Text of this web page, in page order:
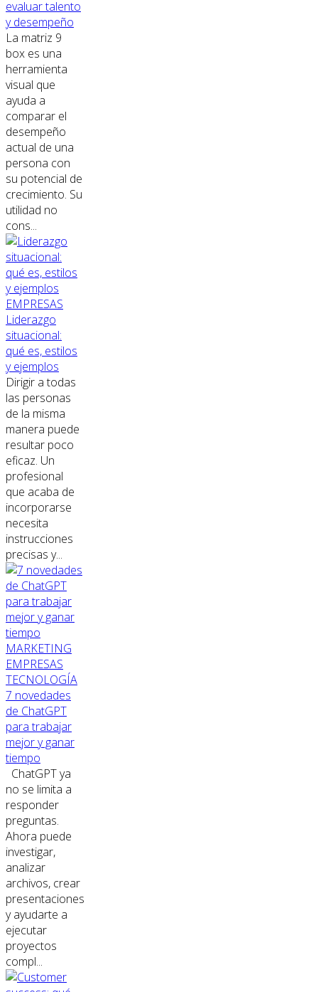
evaluar talento
y desempeño
La matriz 9
box es una
herramienta
visual que
ayuda a
comparar el
desempeño
actual de una
persona con
su potencial de
crecimiento. Su
utilidad no
cons...
EMPRESAS
Liderazgo
situacional:
qué es, estilos
y ejemplos
Dirigir a todas
las personas
de la misma
manera puede
resultar poco
eficaz. Un
profesional
que acaba de
incorporarse
necesita
instrucciones
precisas y...
MARKETING
EMPRESAS
TECNOLOGÍA
7 novedades
de ChatGPT
para trabajar
mejor y ganar
tiempo
ChatGPT ya
no se limita a
responder
preguntas.
Ahora puede
investigar,
analizar
archivos, crear
presentaciones
y ayudarte a
ejecutar
proyectos
compl...